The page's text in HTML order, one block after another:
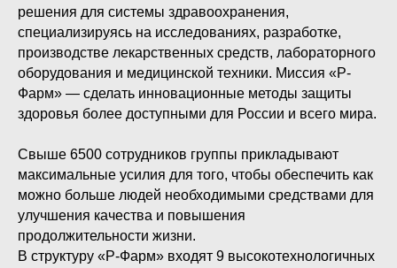
решения для системы здравоохранения,
специализируясь на исследованиях, разработке,
производстве лекарственных средств, лабораторного
оборудования и медицинской техники. Миссия «Р-
Фарм» — сделать инновационные методы защиты
здоровья более доступными для России и всего мира.
Свыше 6500 сотрудников группы прикладывают
максимальные усилия для того, чтобы обеспечить как
можно больше людей необходимыми средствами для
улучшения качества и повышения
продолжительности жизни.
В структуру «Р-Фарм» входят 9 высокотехнологичных